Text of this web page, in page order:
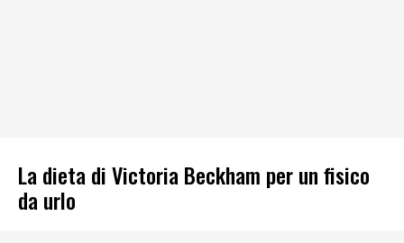
La dieta di Victoria Beckham per un fisico
da urlo